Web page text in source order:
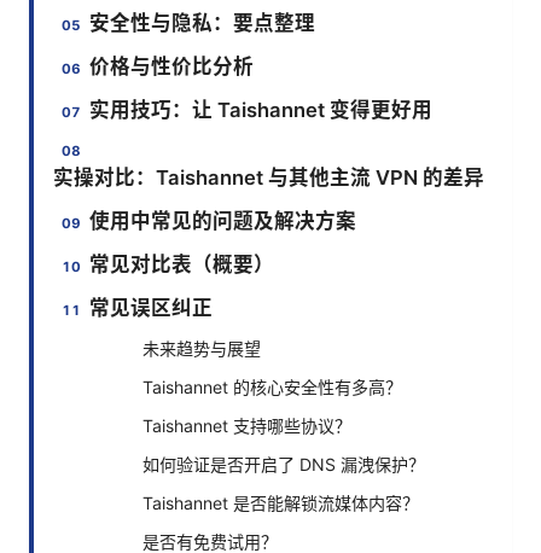
安全性与隐私：要点整理
价格与性价比分析
实用技巧：让 Taishannet 变得更好用
实操对比：Taishannet 与其他主流 VPN 的差异
使用中常见的问题及解决方案
常见对比表（概要）
常见误区纠正
未来趋势与展望
Taishannet 的核心安全性有多高？
Taishannet 支持哪些协议？
如何验证是否开启了 DNS 漏洩保护？
Taishannet 是否能解锁流媒体内容？
是否有免费试用？